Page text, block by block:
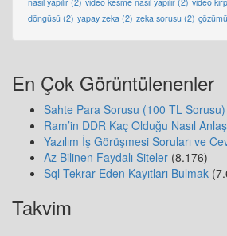
döngüsü (2) yapay zeka (2) zeka sorusu (2) çözümü
En Çok Görüntülenenler
Sahte Para Sorusu (100 TL Sorusu)
Ram’in DDR Kaç Olduğu Nasıl
Yazılım İş Görüşmesi Soruları ve
Az Bilinen Faydalı Siteler (8.176)
Sql Tekrar Eden Kayıtları Bulmak
Takvim